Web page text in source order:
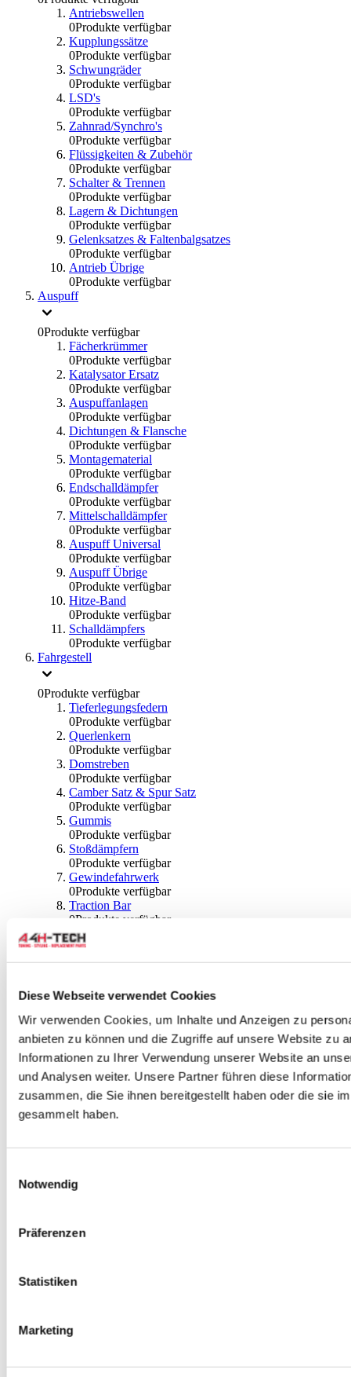
Diese Webseite verwendet Cookies
Wir verwenden Cookies, um Inhalte und Anzeigen zu
anbieten zu können und die Zugriffe auf unsere Website zu
Informationen zu Ihrer Verwendung unserer Website an
und Analysen weiter. Unsere Partner führen diese
zusammen, die Sie ihnen bereitgestellt haben oder die sie
gesammelt haben.
Notwendig
Präferenzen
Statistiken
Marketing
Antriebswellen
0Produkte verfügbar
Kupplungssätze
0Produkte verfügbar
Schwungräder
0Produkte verfügbar
LSD's
0Produkte verfügbar
Zahnrad/Synchro's
0Produkte verfügbar
Flüssigkeiten & Zubehör
0Produkte verfügbar
Schalter & Trennen
0Produkte verfügbar
Lagern & Dichtungen
0Produkte verfügbar
Gelenksatzes & Faltenbalgsatzes
0Produkte verfügbar
Antrieb Übrige
0Produkte verfügbar
Auspuff
0Produkte verfügbar
Fächerkrümmer
0Produkte verfügbar
Katalysator Ersatz
0Produkte verfügbar
Auspuffanlagen
0Produkte verfügbar
Dichtungen & Flansche
0Produkte verfügbar
Montagematerial
0Produkte verfügbar
Endschalldämpfer
0Produkte verfügbar
Mittelschalldämpfer
0Produkte verfügbar
Auspuff Universal
0Produkte verfügbar
Auspuff Übrige
0Produkte verfügbar
Hitze-Band
0Produkte verfügbar
Schalldämpfers
0Produkte verfügbar
Fahrgestell
0Produkte verfügbar
Tieferlegungsfedern
0Produkte verfügbar
Querlenkern
0Produkte verfügbar
Domstreben
0Produkte verfügbar
Camber Satz & Spur Satz
0Produkte verfügbar
Gummis
0Produkte verfügbar
Stoßdämpfern
0Produkte verfügbar
Gewindefahrwerk
0Produkte verfügbar
Traction Bar
0Produkte verfügbar
Stabilisator & Zubehör
0Produkte verfügbar
Kugeln & Abdeckungen
Radlagern & Naben
0Produkte verfügbar
Räder und Zubehör
0Produkte verfügbar
Spurverbreiterungen
0Produkte verfügbar
Radmuttern
0Produkte verfügbar
Bremsen